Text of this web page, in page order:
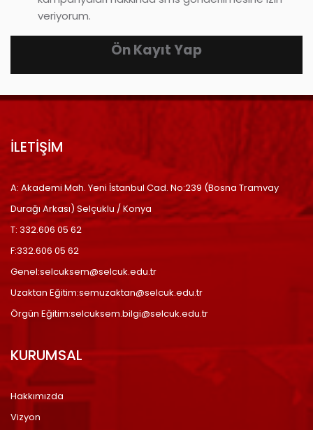
veriyorum.
Ön Kayıt Yap
İLETİŞİM
A: Akademi Mah. Yeni İstanbul Cad. No:239 (Bosna Tramvay
Durağı Arkası) Selçuklu / Konya
T: 332.606 05 62
F:332.606 05 62
Genel:selcuksem@selcuk.edu.tr
Uzaktan Eğitim:semuzaktan@selcuk.edu.tr
Örgün Eğitim:selcuksem.bilgi@selcuk.edu.tr
KURUMSAL
Hakkımızda
Vizyon